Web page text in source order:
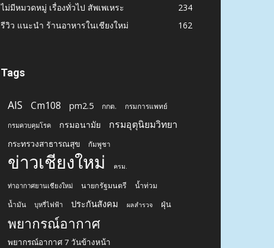
ไม่มีหมวดหมู่ เรื่องทั่วไป สัพเพเหระ
234
รีวิว แนะนำ ร้านอาหารในเชียงใหม่
162
Tags
AIS Cm108 pm2.5 กกต. กรมการแพทย์
กรมควบคุมโรค กรมอนามัย กรมอุตุนิยมวิทยา
กระทรวงสาธารณสุข กัมพูชา
ข่าวเชียงใหม่ ครม.
ท่าอากาศยานเชียงใหม่ นายกรัฐมนตรี น้ำท่วม
น้ำมัน บุหรี่ไฟฟ้า ประกันสังคม ผลสำรวจ ฝุ่น
พยากรณ์อากาศ
พยากรณ์อากาศ 7 วันข้างหน้า